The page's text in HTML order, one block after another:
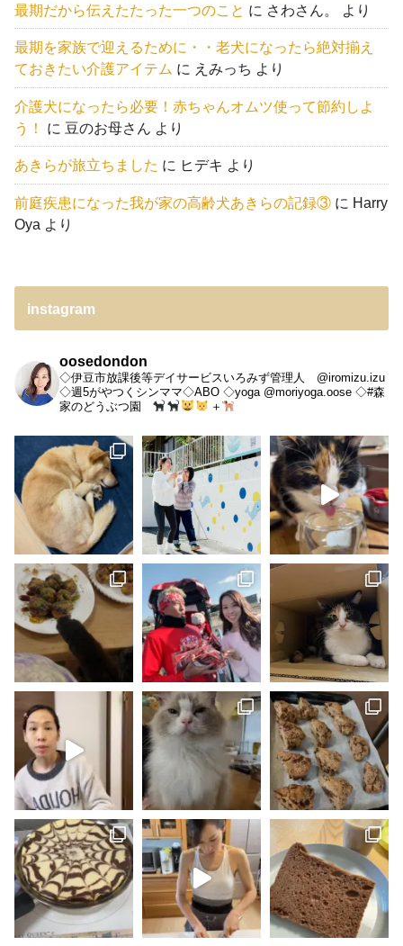
最期だから伝えたたった一つのこと に さわさん。 より
最期を家族で迎えるために・・老犬になったら絶対揃え
ておきたい介護アイテム に えみっち より
介護犬になったら必要！赤ちゃんオムツ使って節約しよ
う！
に 豆のお母さん より
あきらが旅立ちました に ヒデキ より
前庭疾患になった我が家の高齢犬あきらの記録③ に Harry
Oya より
instagram
oosedondon
◇伊豆市放課後等デイサービスいろみず管理人 @iromizu.izu
◇週5がやつくシンママ◇ABO ◇yoga @moriyoga.oose ◇#森
家のどうぶつ園
＋